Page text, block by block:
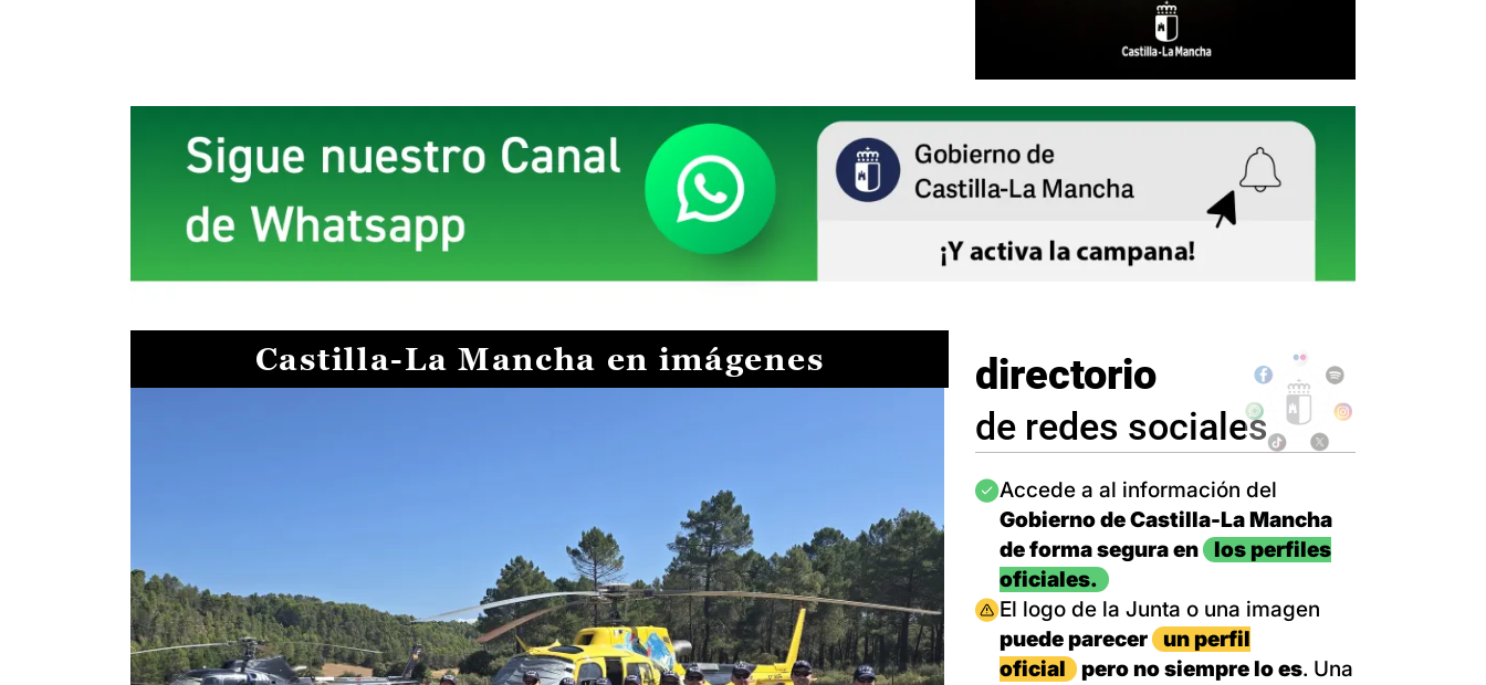
Castilla-La Mancha en imágenes directorio
de redes sociales
Imagen
Accede a al información del
Gobierno de Castilla-La Mancha
de forma segura en
los perfiles
oficiales.
Imagen
El logo de la Junta o una imagen
puede parecer
un perfil
oficial
pero no siempre lo es. Una